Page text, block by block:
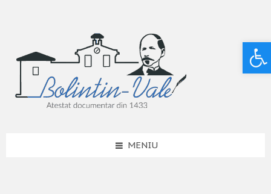
MENIU
Deschide bara de unelte